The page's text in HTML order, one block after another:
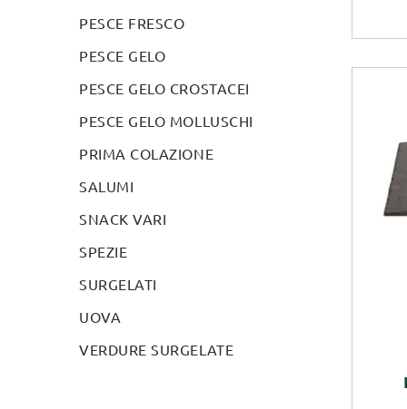
PESCE FRESCO
PESCE GELO
PESCE GELO CROSTACEI
PESCE GELO MOLLUSCHI
PRIMA COLAZIONE
SALUMI
SNACK VARI
SPEZIE
SURGELATI
UOVA
VERDURE SURGELATE